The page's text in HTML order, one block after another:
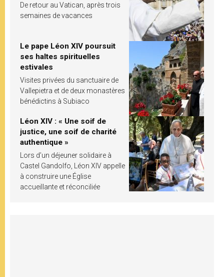
De retour au Vatican, après trois
semaines de vacances
Le pape Léon XIV poursuit
ses haltes spirituelles
estivales
Visites privées du sanctuaire de
Vallepietra et de deux monastères
bénédictins à Subiaco
Léon XIV : « Une soif de
justice, une soif de charité
authentique »
Lors d’un déjeuner solidaire à
Castel Gandolfo, Léon XIV appelle
à construire une Église
accueillante et réconciliée